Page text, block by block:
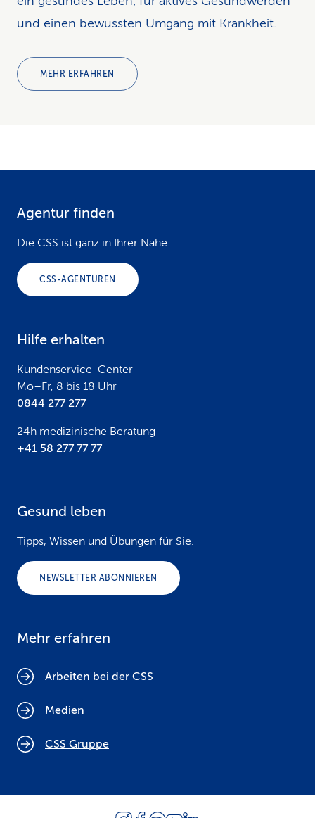
und einen bewussten Umgang mit Krankheit.
MEHR ERFAHREN
Agentur finden
Die CSS ist ganz in Ihrer Nähe.
CSS-AGENTUREN
Hilfe erhalten
Kundenservice-Center
Mo–Fr, 8 bis 18 Uhr
0844 277 277
24h medizinische Beratung
+41 58 277 77 77
Gesund leben
Tipps, Wissen und Übungen für Sie.
NEWSLETTER ABONNIEREN
Mehr erfahren
Arbeiten bei der CSS
Medien
CSS Gruppe